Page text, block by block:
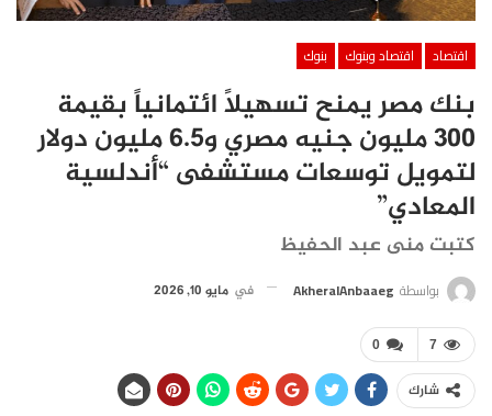
اقتصاد اقتصاد وبنوك بنوك
بنك مصر يمنح تسهيلاً ائتمانياً بقيمة
300 مليون جنيه مصري و6.5 مليون دولار
لتمويل توسعات مستشفى “أندلسية
المعادي”
كتبت منى عبد الحفيظ
بواسطة AkheralAnbaaeg في مايو 10, 2026
0 7
شارك